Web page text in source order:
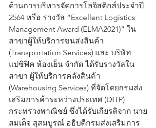
ด้านการบริหารจัดการโลจิสติกส์ประจำปี
2564 หรือ รางวัล “Excellent Logistics
Management Award (ELMA2021)” ใน
สาขาผู้ให้บริการขนส่งสินค้า
(Transportation Services) และ บริษัท
แปซิฟิค ห้องเย็น จำกัด ได้รับรางวัลใน
สาขา ผู้ให้บริการคลังสินค้า
(Warehousing Services) ที่จัดโดยกรมส่ง
เสริมการค้าระหว่างประเทศ (DITP)
กระทรวงพาณิชย์ ซึ่งได้รับเกียรติจาก นาย
สมเด็จ สุสมบูรณ์ อธิบดีกรมส่งเสริมการ